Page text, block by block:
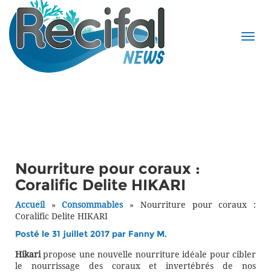
Nourriture pour coraux :
Coralific Delite HIKARI
Accueil»Consommables» Nourriture pour coraux :
Coralific Delite HIKARI
Posté le 31 juillet 2017 par Fanny M.
Hikaripropose une nouvelle nourriture idéale pour cibler
le nourrissage des coraux et invertébrés de nos